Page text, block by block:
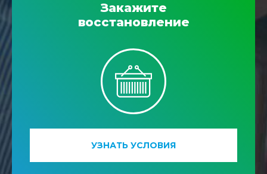
Закажите
восстановление
УЗНАТЬ УСЛОВИЯ